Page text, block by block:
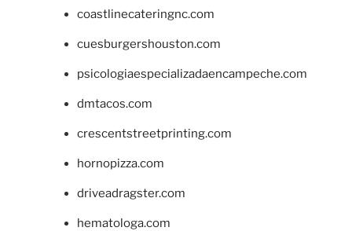
coastlinecateringnc.com
cuesburgershouston.com
psicologiaespecializadaencampeche.com
dmtacos.com
crescentstreetprinting.com
hornopizza.com
driveadragster.com
hematologa.com